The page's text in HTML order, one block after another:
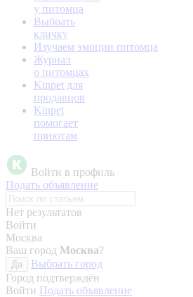
у питомца
Выбрать
кличку
Изучаем эмоции питомца
Журнал
о питомцах
Kinpet для
продавцов
Kinpet
помогает
приютам
Войти в профиль
Подать объявление
Нет результатов
Войти
Москва
Ваш город Москва?
Да
Выбрать город
Город подтверждён
Войти Подать объявление